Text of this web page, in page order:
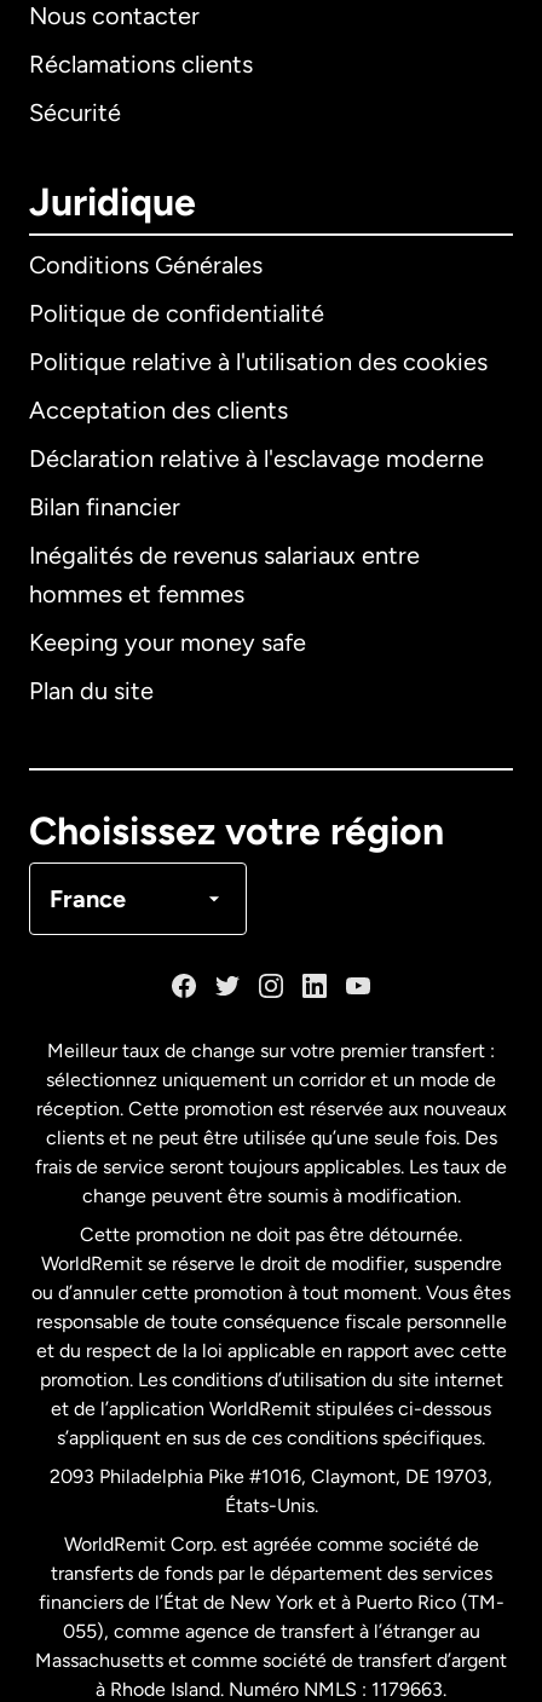
Nous contacter
Réclamations clients
Sécurité
Juridique
Conditions Générales
Politique de confidentialité
Politique relative à l'utilisation des cookies
Acceptation des clients
Déclaration relative à l'esclavage moderne
Bilan financier
Inégalités de revenus salariaux entre
hommes et femmes
Keeping your money safe
Plan du site
Choisissez votre région
France
International
Allemagne
Français
États-Unis English
États-Unis Español
France
Malaisie
Nouvelle-Zélande
Pays-Bas
Royaume-Uni
Suède
Meilleur taux de change sur votre premier transfert :
sélectionnez uniquement un corridor et un mode de
réception. Cette promotion est réservée aux nouveaux
clients et ne peut être utilisée qu’une seule fois. Des
frais de service seront toujours applicables. Les taux de
change peuvent être soumis à modification.
Cette promotion ne doit pas être détournée.
WorldRemit se réserve le droit de modifier, suspendre
ou d’annuler cette promotion à tout moment. Vous êtes
responsable de toute conséquence fiscale personnelle
et du respect de la loi applicable en rapport avec cette
promotion. Les conditions d’utilisation du site internet
et de l’application WorldRemit stipulées ci-dessous
s’appliquent en sus de ces conditions spécifiques.
2093 Philadelphia Pike #1016, Claymont, DE 19703,
États-Unis.
WorldRemit Corp. est agréée comme société de
transferts de fonds par le département des services
financiers de l’État de New York et à Puerto Rico (TM-
055), comme agence de transfert à l’étranger au
Massachusetts et comme société de transfert d’argent
à Rhode Island. Numéro NMLS : 1179663.